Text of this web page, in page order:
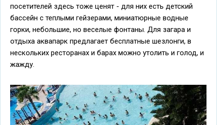
посетителей здесь тоже ценят - для них есть детский
бассейн с теплыми гейзерами, миниатюрные водные
горки, небольшие, но веселые фонтаны. Для загара и
отдыха аквапарк предлагает бесплатные шезлонги, в
нескольких ресторанах и барах можно утолить и голод, и
жажду.